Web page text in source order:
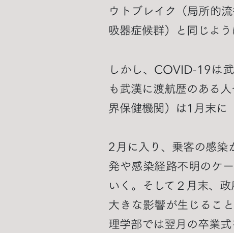
ウトブレイク（局所的
吸器症候群）と同じよ
しかし、COVID-19は
も武漢に渡航歴のある
界保健機関）は1月末に
2月に入り、乗客の感染
発や感染経路不明のケ
いく。そして２月末、
大きな影響が生じるこ
理学部では翌月の卒業